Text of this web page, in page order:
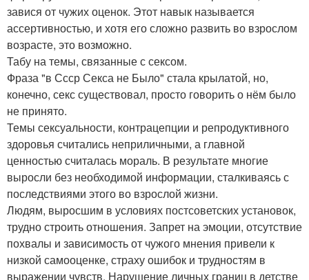
завися от чужих оценок. Этот навык называется
ассертивностью, и хотя его сложно развить во взрослом
возрасте, это возможно.
Табу на темы, связанные с сексом.
Фраза "в Ссср Секса не Было" стала крылатой, но,
конечно, секс существовал, просто говорить о нём было
не принято.
Темы сексуальности, контрацепции и репродуктивного
здоровья считались неприличными, а главной
ценностью считалась мораль. В результате многие
выросли без необходимой информации, сталкиваясь с
последствиями этого во взрослой жизни.
Людям, выросшим в условиях постсоветских установок,
трудно строить отношения. Запрет на эмоции, отсутствие
похвалы и зависимость от чужого мнения привели к
низкой самооценке, страху ошибок и трудностям в
выражении чувств. Нарушение личных границ в детстве